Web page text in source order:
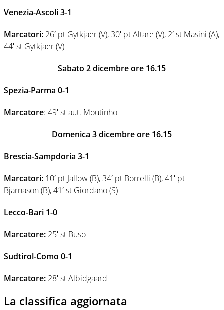
Venezia-Ascoli 3-1
Marcatori: 26′ pt Gytkjaer (V), 30′ pt Altare (V), 2′ st Masini (A),
44′ st Gytkjaer (V)
Sabato 2 dicembre ore 16.15
Spezia-Parma 0-1
Marcatore: 49′ st aut. Moutinho
Domenica 3 dicembre ore 16.15
Brescia-Sampdoria 3-1
Marcatori: 10′ pt Jallow (B), 34′ pt Borrelli (B), 41′ pt
Bjarnason (B), 41′ st Giordano (S)
Lecco-Bari 1-0
Marcatore: 25′ st Buso
Sudtirol-Como 0-1
Marcatore: 28′ st Albidgaard
La classifica aggiornata